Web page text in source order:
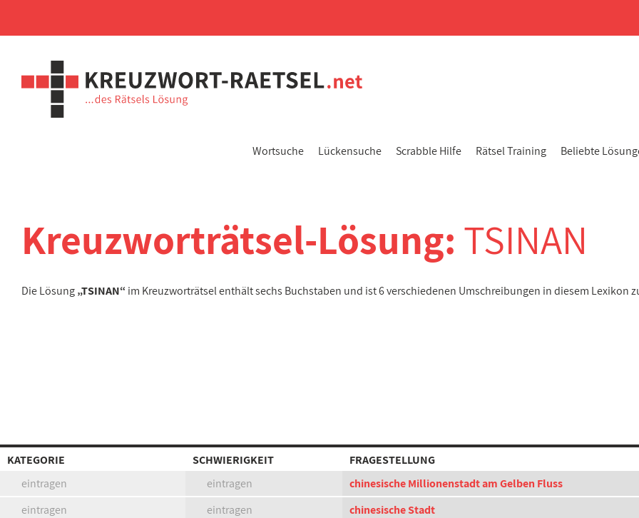
Wortsuche Lückensuche Scrabble Hilfe Rätsel Training Beliebte
Kreuzworträtsel-Lösung: TSINAN
Die Lösung„TSINAN“ im Kreuzworträtsel enthält sechs Buchstaben und ist 6 verschiedenen Umschreibungen in diesem Lexikon
KATEGORIE SCHWIERIGKEIT
FRAGESTELLUNG
eintragen
eintragen
chinesische Millionenstadt am Gelben Fluss
eintragen
eintragen
chinesische Stadt